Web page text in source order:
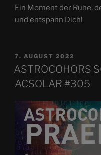
Ein Moment der Ruhe,
und entspann Dich!
VERÖFFENTLICHT
AM
7. AUGUST 2022
ASTROCOHORS
ACSOLAR #305